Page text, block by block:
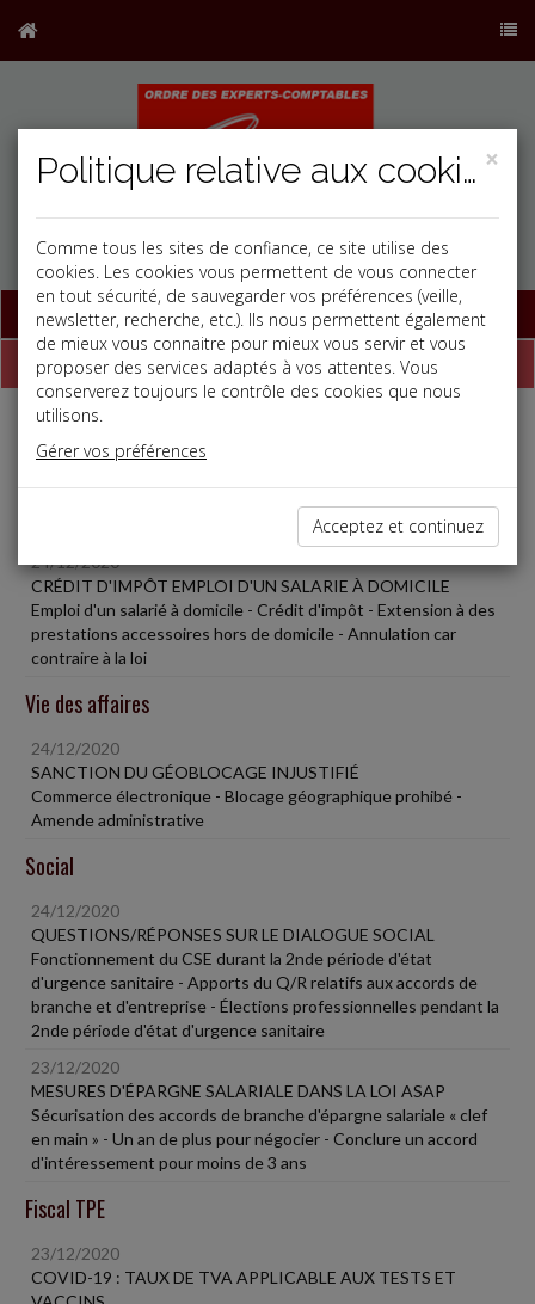
Base documentaire
Dépêches
Liste des dernières dépêches
24/12/2020
CRÉDIT D'IMPÔT EMPLOI D'UN SALARIE À DOMICILE
Emploi d'un salarié à domicile - Crédit d'impôt - Extension à des
prestations accessoires hors de domicile - Annulation car
contraire à la loi
Vie des affaires
24/12/2020
SANCTION DU GÉOBLOCAGE INJUSTIFIÉ
Commerce électronique - Blocage géographique prohibé -
Amende administrative
Social
24/12/2020
QUESTIONS/RÉPONSES SUR LE DIALOGUE SOCIAL
Fonctionnement du CSE durant la 2nde période d'état
d'urgence sanitaire - Apports du Q/R relatifs aux accords de
branche et d'entreprise - Élections professionnelles pendant la
2nde période d'état d'urgence sanitaire
23/12/2020
MESURES D'ÉPARGNE SALARIALE DANS LA LOI ASAP
Sécurisation des accords de branche d'épargne salariale « clef
en main » - Un an de plus pour négocier - Conclure un accord
d'intéressement pour moins de 3 ans
Fiscal TPE
23/12/2020
COVID-19 : TAUX DE TVA APPLICABLE AUX TESTS ET
×
Politique relative aux cookies
Comme tous les sites de confiance, ce site utilise des
cookies. Les cookies vous permettent de vous connecter
en tout sécurité, de sauvegarder vos préférences (veille,
newsletter, recherche, etc.). Ils nous permettent également
de mieux vous connaitre pour mieux vous servir et vous
proposer des services adaptés à vos attentes. Vous
conserverez toujours le contrôle des cookies que nous
utilisons.
Gérer vos préférences
Acceptez et continuez